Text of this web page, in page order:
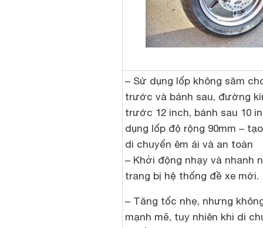
– Sử dụng lốp không săm
trước và bánh sau, đường
trước 12 inch, bánh sau 10
dụng lốp độ rộng 90mm –
di chuyển êm ái và an toàn
– Khởi động nhạy và nhanh
trang bị hệ thống đề xe mới.
– Tăng tốc nhẹ, nhưng
mạnh mẽ, tuy nhiên khi di